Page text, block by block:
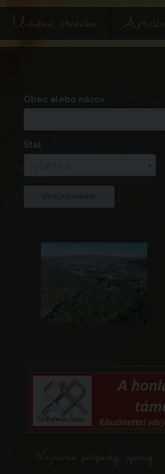
Úvodná stránka Articles
Obec alebo názov
Štát
Najnovšie príspevky, opravy